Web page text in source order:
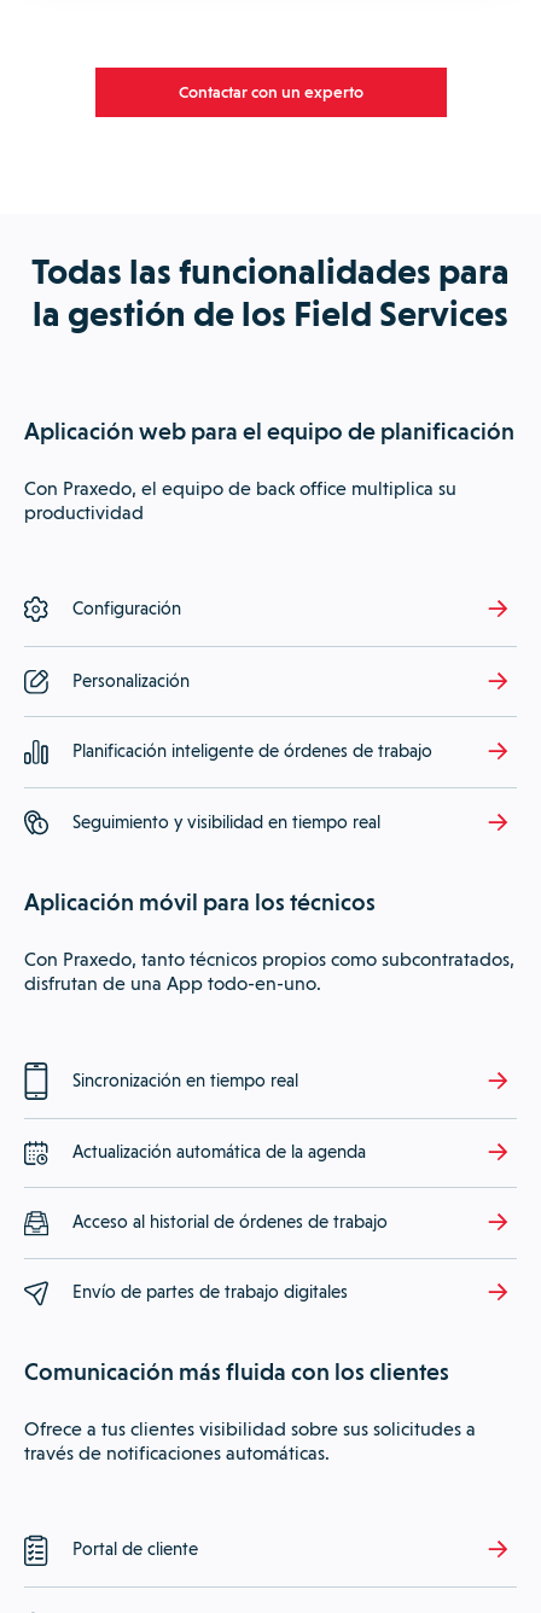
Contactar con un experto
Todas las funcionalidades para
la gestión de los Field Services
Aplicación web para el equipo de planificación
Con Praxedo, el equipo de back office multiplica su
productividad
Configuración
Personalización
Planificación inteligente de órdenes de trabajo
Seguimiento y visibilidad en tiempo real
Aplicación móvil para los técnicos
Con Praxedo, tanto técnicos propios como subcontratados,
disfrutan de una App todo-en-uno.
Sincronización en tiempo real
Actualización automática de la agenda
Acceso al historial de órdenes de trabajo
Envío de partes de trabajo digitales
Comunicación más fluida con los clientes
Ofrece a tus clientes visibilidad sobre sus solicitudes a
través de notificaciones automáticas.
Portal de cliente